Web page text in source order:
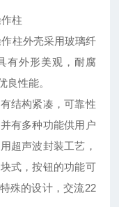
柱
柱外壳采用玻璃纤
有外形美观，耐腐
良性能。
结构紧凑，可靠性
有多种功能供用户
超声波封装工艺，
式，按钮的功能可
殊的设计，交流22